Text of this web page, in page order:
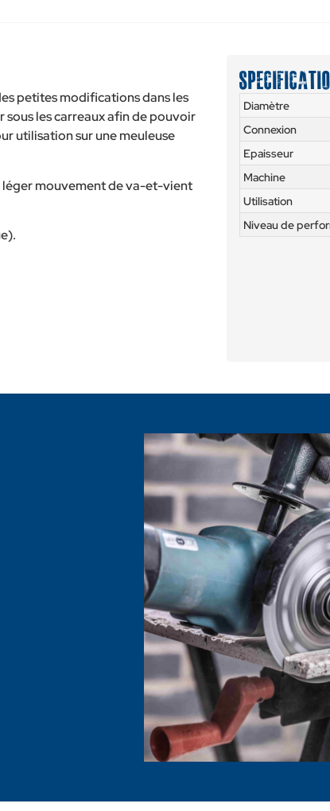
petites modifications dans les
les carreaux afin de pouvoir
utilisation sur une meuleuse
léger mouvement de va-et-vient
Diamètre
Connexion
Epaisseur
Machine
Utilisation
Niveau de